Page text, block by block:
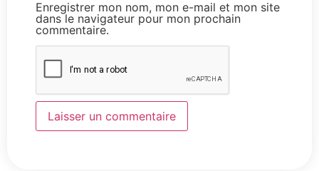
Enregistrer mon nom, mon e-mail et mon site
dans le navigateur pour mon prochain
commentaire.